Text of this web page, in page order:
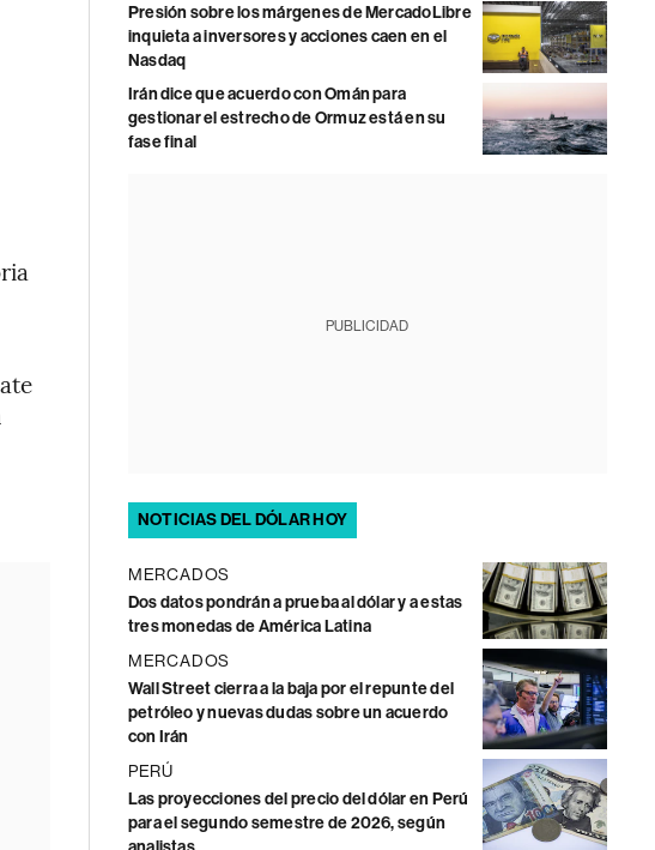
Presión sobre los márgenes de MercadoLibre
inquieta a inversores y acciones caen en el
Nasdaq
Irán dice que acuerdo con Omán para
gestionar el estrecho de Ormuz está en su
fase final
PUBLICIDAD
NOTICIAS DEL DÓLAR HOY
MERCADOS
Dos datos pondrán a prueba al dólar y a estas
tres monedas de América Latina
MERCADOS
Wall Street cierra a la baja por el repunte del
petróleo y nuevas dudas sobre un acuerdo
con Irán
PERÚ
Las proyecciones del precio del dólar en Perú
para el segundo semestre de 2026, según